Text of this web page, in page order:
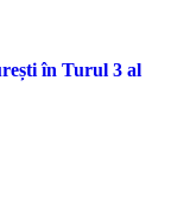
în Turul 3 al